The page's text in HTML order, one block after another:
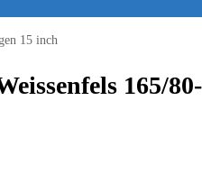
15 inch
165/